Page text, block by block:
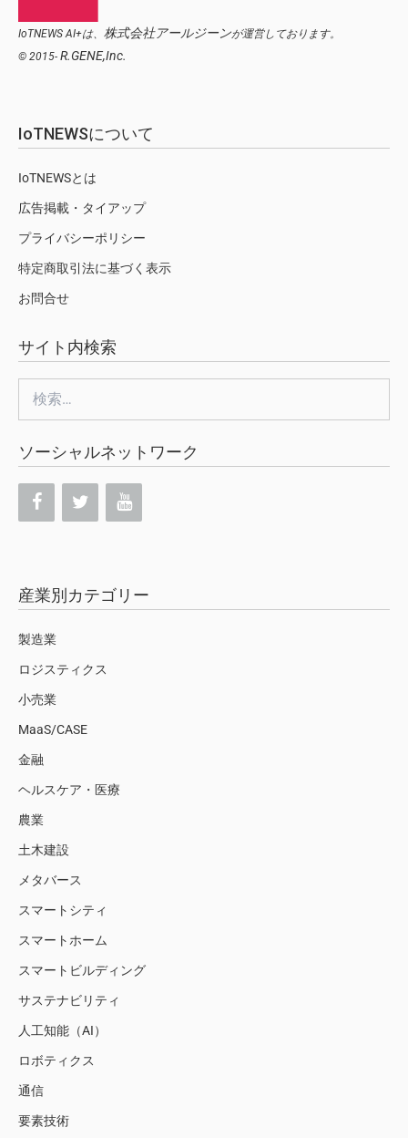
IoTNEWS AI+は、 株式会社アールジーンが運営しております。
© 2015- R.GENE,Inc.
IoTNEWSについて
IoTNEWSとは
広告掲載・タイアップ
プライバシーポリシー
特定商取引法に基づく表示
お問合せ
サイト内検索
索:
ソーシャルネットワーク
産業別カテゴリー
製造業
ロジスティクス
小売業
MaaS/CASE
金融
ヘルスケア・医療
農業
土木建設
メタバース
スマートシティ
スマートホーム
スマートビルディング
サステナビリティ
人工知能（AI）
ロボティクス
通信
要素技術